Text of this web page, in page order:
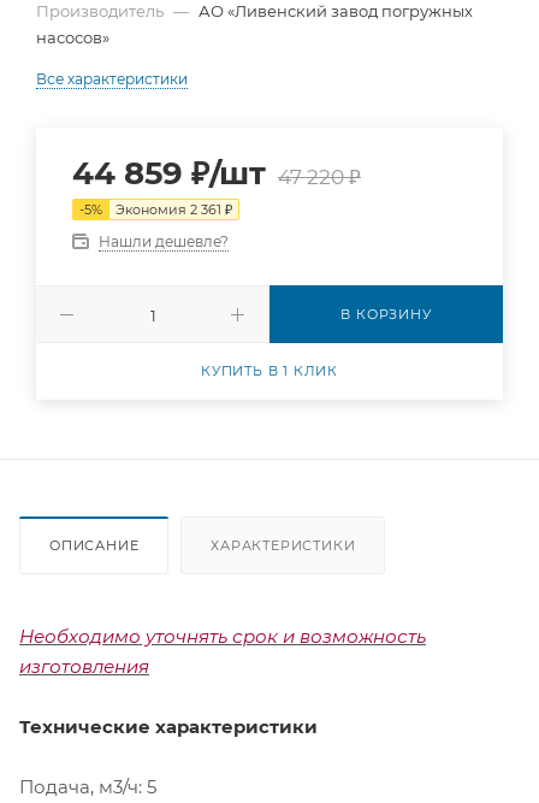
Производитель — АО «Ливенский завод погружных
насосов»
Все характеристики
44 859 ₽/шт 47 220₽
-5% Экономия 2 361 ₽
Нашли дешевле?
В КОРЗИНУ
КУПИТЬ В 1 КЛИК
ОПИСАНИЕ ХАРАКТЕРИСТИКИ
Необходимо уточнять срок и возможность
изготовления
Технические характеристики
Подача, м3/ч: 5